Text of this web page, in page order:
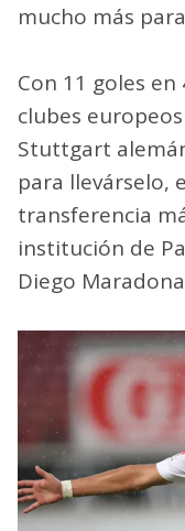
mucho más
Con 11 goles
clubes
Stuttgart
para llevárselo,
transferencia
institución de
Diego